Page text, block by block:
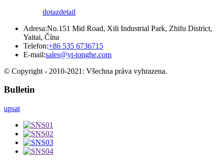
dotazdetail
Adresa:No.151 Mid Road, Xili Industrial Park, Zhifu District,
Yaitai, Čína
Telefon:+86 535 6736715
E-mail:sales@yt-tonghe.com
© Copyright - 2010-2021: Všechna práva vyhrazena.
Bulletin
upsat